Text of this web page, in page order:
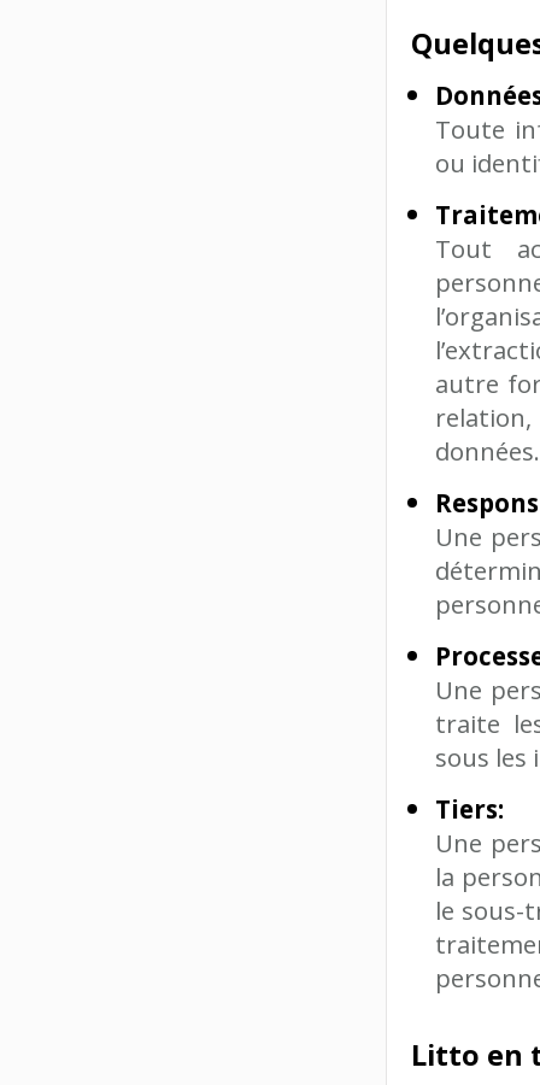
Toute
ou
Tout
autre
relation,
données.
Une
Une
traite
sous
Tiers:
Une
la
le sous-
Litto en